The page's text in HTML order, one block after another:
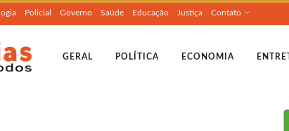
Policial Governo Saúde Educação Justiça Contato
GERAL POLÍTICA ECONOMIA